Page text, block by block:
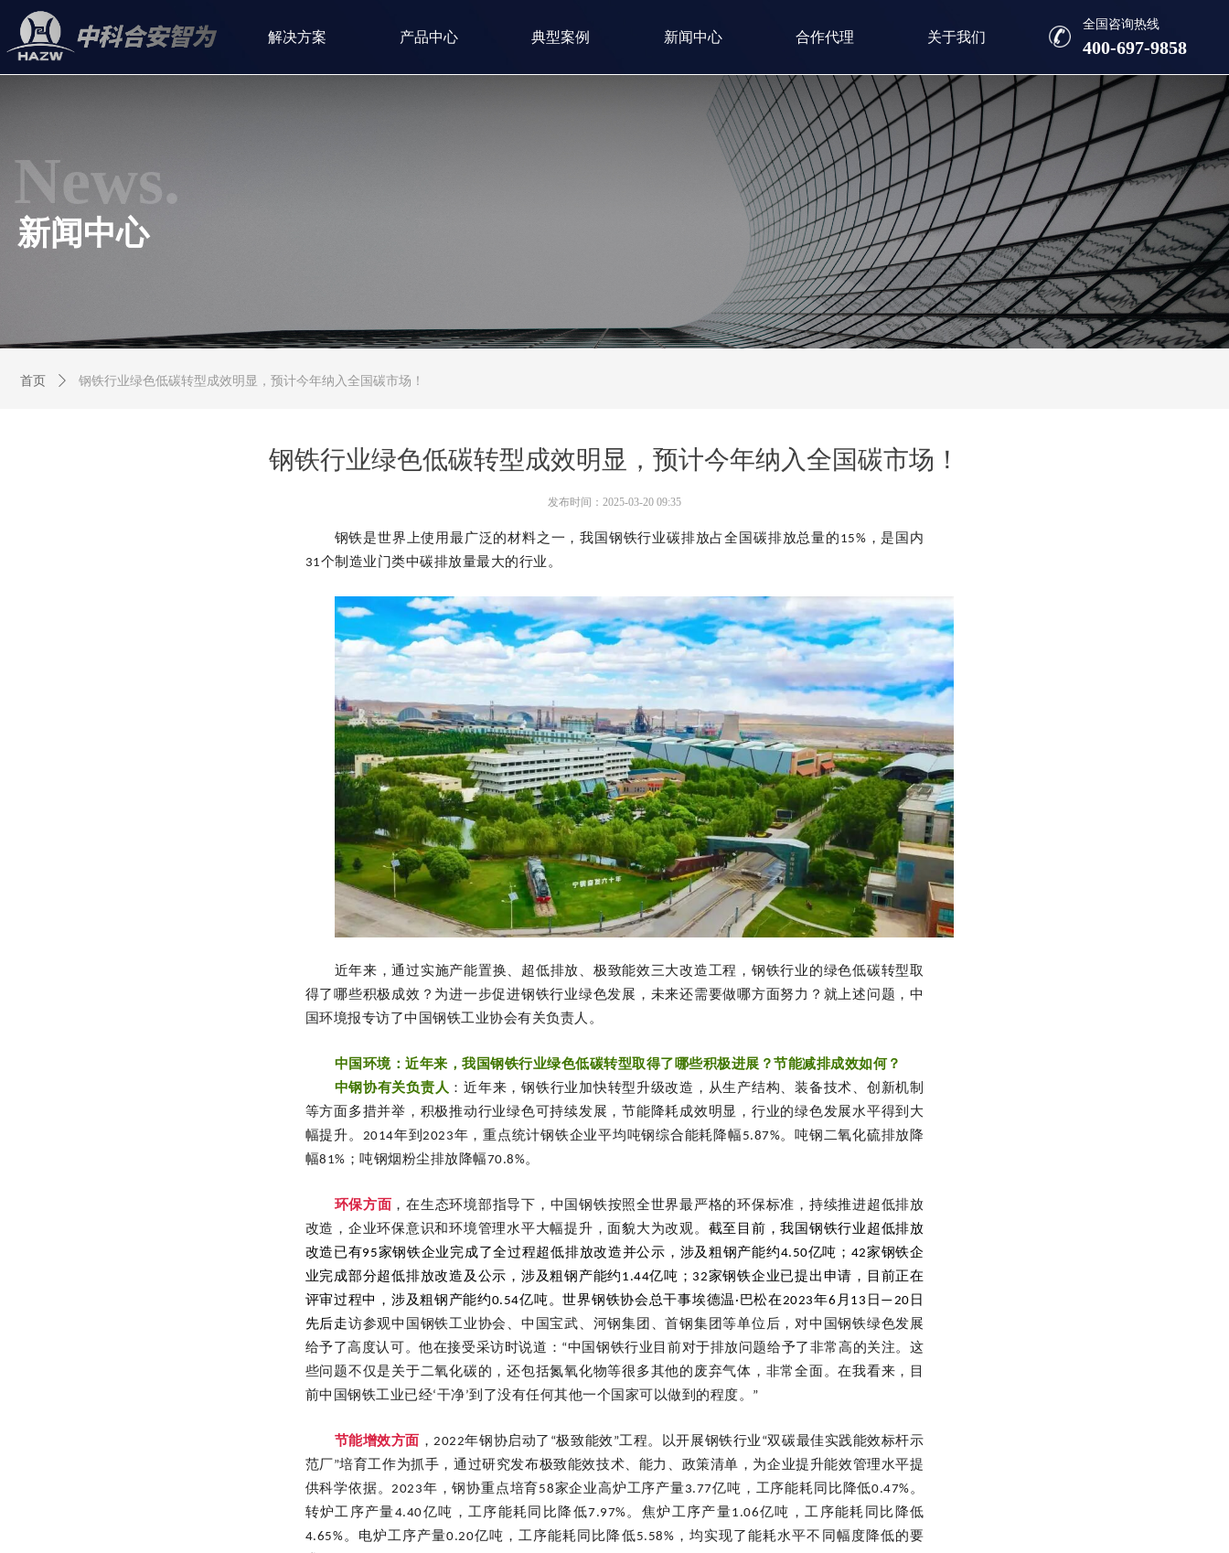
解决方案 产品中心 典型案例 新闻中心 合作代理 关于我们
全国咨询热线
400-697-9858
钢铁行业绿色低碳转型成效明显，预计今年纳入全国碳市场！
钢铁是世界上使用最广泛的材料之一，我国钢铁行业碳排放占全国碳排放总量的15%，是国内
31个制造业门类中碳排放量最大的行业。
近年来，通过实施产能置换、超低排放、极致能效三大改造工程，钢铁行业的绿色低碳转型取
得了哪些积极成效？为进一步促进钢铁行业绿色发展，未来还需要做哪方面努力？就上述问题，中
国环境报专访了中国钢铁工业协会有关负责人。
中国环境：近年来，我国钢铁行业绿色低碳转型取得了哪些积极进展？节能减排成效如何？
中钢协有关负责人 ：近年来，钢铁行业加快转型升级改造，从生产结构、装备技术、创新机制
等方面多措并举，积极推动行业绿色可持续发展，节能降耗成效明显，行业的绿色发展水平得到大
幅提升。2014年到2023年，重点统计钢铁企业平均吨钢综合能耗降幅5.87%。吨钢二氧化硫排放降
幅81%；吨钢烟粉尘排放降幅70.8%。
环保方面 ，在生态环境部指导下，中国钢铁按照全世界最严格的环保标准，持续推进超低排放
改造，企业环保意识和环境管理水平大幅提升，面貌大为改观。 截至目前，我国钢铁行业超低排放
改造已有95家钢铁企业完成了全过程超低排放改造并公示，涉及粗钢产能约4.50亿吨；42家钢铁企
业完成部分超低排放改造及公示，涉及粗钢产能约1.44亿吨；32家钢铁企业已提出申请，目前正在
评审过程中，涉及粗钢产能约0.54亿吨。世界钢铁协会总干事埃德温·巴松在2023年6月13日—20日
先后走访参观中国钢铁工业协会、中国宝武、河钢集团、首钢集团等单位后，对中国钢铁绿色发展
给予了高度认可。他在接受采访时说道：“中国钢铁行业目前对于排放问题给予了非常高的关注。这
些问题不仅是关于二氧化碳的，还包括氮氧化物等很多其他的废弃气体，非常全面。在我看来，目
前中国钢铁工业已经‘干净’到了没有任何其他一个国家可以做到的程度。”
节能增效方面 ，2022年钢协启动了“极致能效”工程。以开展钢铁行业“双碳最佳实践能效标杆示
范厂”培育工作为抓手，通过研究发布极致能效技术、能力、政策清单，为企业提升能效管理水平提
供科学依据。2023年，钢协重点培育58家企业高炉工序产量3.77亿吨，工序能耗同比降低0.47%。
转炉工序产量4.40亿吨，工序能耗同比降低7.97%。焦炉工序产量1.06亿吨，工序能耗同比降低
4.65%。电炉工序产量0.20亿吨，工序能耗同比降低5.58%，均实现了能耗水平不同幅度降低的要
首页 ꄲ 钢铁行业绿色低碳转型成效明显，预计今年纳入全国碳市场！
News.
新闻中心
发布时间： 2025-03-20 09:35